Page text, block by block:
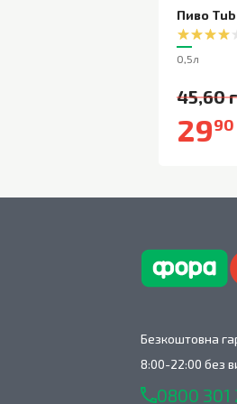
Пиво
0,5л
45,60
2990
Безкоштовна
8:00-22:00 без
0800 301